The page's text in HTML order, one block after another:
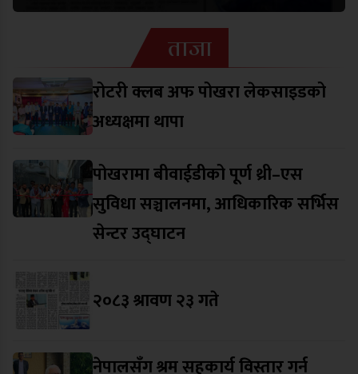
ताजा
रोटरी क्लब अफ पोखरा लेकसाइडको
अध्यक्षमा थापा
पोखरामा बीवाईडीको पूर्ण थ्री–एस
सुविधा सञ्चालनमा, आधिकारिक सर्भिस
सेन्टर उद्घाटन
२०८३ श्रावण २३ गते
नेपालसँग श्रम सहकार्य विस्तार गर्न